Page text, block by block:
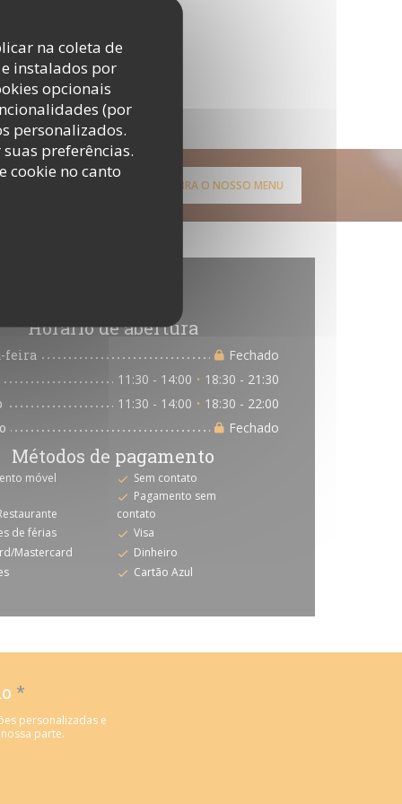
na coleta de
instalados por
opcionais
(por
personalizados.
preferências.
cookie no canto
DESCUBRA O NOSSO MENU
Horário de abertura
feira
Fechado
11:30 - 14:00 • 18:30 - 21:30
11:30 - 14:00 • 18:30 - 22:00
Fechado
Métodos de pagamento
móvel Sem contato
Pagamento sem
contato
de férias
Visa
Mastercard
Dinheiro
Cartão Azul
*
personalizadas e
parte.